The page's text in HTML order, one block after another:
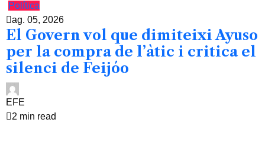
Política
ag. 05, 2026
El Govern vol que dimiteixi Ayuso
per la compra de l’àtic i critica el
silenci de Feijóo
EFE
2 min read